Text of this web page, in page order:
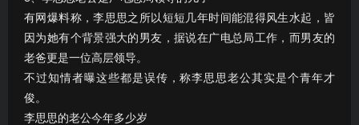
有网爆料称，李思思之所以短短几年时间能混得风生水起，皆
因为她有个背景强大的男友，据说在广电总局工作，而男友的
老爸更是一位高层领导。
不过知情者曝这些都是误传，称李思思老公其实是个青年才
俊。
李思思的老公今年多少岁